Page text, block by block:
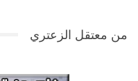
من معتقل الزعتري